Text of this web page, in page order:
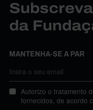
da
MANTENHA-SE A PAR
Autorizo o tratamento
fornecidos, de acordo